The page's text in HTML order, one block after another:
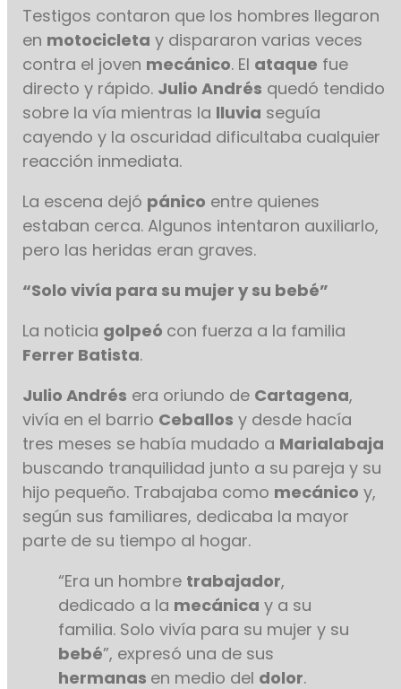
Testigos contaron que los hombres llegaron
en motocicleta y dispararon varias veces
contra el joven mecánico. El ataque fue
directo y rápido. Julio Andrés quedó tendido
sobre la vía mientras la lluvia seguía
cayendo y la oscuridad dificultaba cualquier
reacción inmediata.
La escena dejó pánico entre quienes
estaban cerca. Algunos intentaron auxiliarlo,
pero las heridas eran graves.
“Solo vivía para su mujer y su bebé”
La noticia golpeó con fuerza a la familia
Ferrer Batista.
Julio Andrés era oriundo de Cartagena,
vivía en el barrio Ceballos y desde hacía
tres meses se había mudado a Marialabaja
buscando tranquilidad junto a su pareja y su
hijo pequeño. Trabajaba como mecánico y,
según sus familiares, dedicaba la mayor
parte de su tiempo al hogar.
“Era un hombre trabajador,
dedicado a la mecánica y a su
familia. Solo vivía para su mujer y su
bebé”, expresó una de sus
hermanas en medio del dolor.